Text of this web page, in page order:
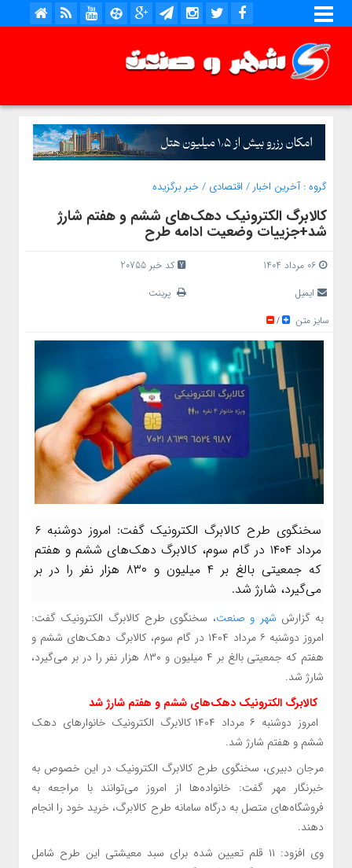
گروه :آخرین اخبار / اقتصادی /خبر برگزیده
کالابرگ الکترونیک دهک‌های ششم و هفتم شارژ
شد+جزییات وضعیت ادامه طرح
06 مرداد 1404
کد خبر 20755
ایمیل
پرینت
سایز متن
/
سخنگوی طرح کالابرگ الکترونیک گفت: امروز دوشنبه ۶
مرداد ۱۴۰۴ در گام سوم، کالابرگ دهک‌های ششم و هفتم
که جمعیتی بالغ بر ۴ میلیون و ۸۳۰ هزار نفر را در بر
می‌گیرد، شارژ شد.
به گزارش شهر و صنعت، سخنگوی طرح کالابرگ الکترونیک گفت:
امروز دوشنبه ۶ مرداد ۱۴۰۴ در گام سوم، کالابرگ دهک‌های ششم و
هفتم که جمعیتی بالغ بر ۴ میلیون و ۸۳۰ هزار نفر را در بر می‌گیرد،
شارژ شد.
کالابرگ الکترونیک دهک‌های ششم و هفتم شارژ شد
امروز دوشنبه ۶ مرداد ۱۴۰۴ کالابرگ الکترونیک خانوارهای دهک
ششم و هفتم شارژ شد.
مرجان دبیری، سخنگوی طرح کالابرگ الکترونیک در این خصوص به
خبرنگار مهر گفت: خانواده‌ها از امروز می‌توانند با مراجعه به
فروشگاه‌های متصل به درگاه سامانه طرح کالابرگ، خرید خود را انجام
دهند.
وی افزود: ۱۱ قلم تعیین شده برای سبد معیشتی این طرح شامل